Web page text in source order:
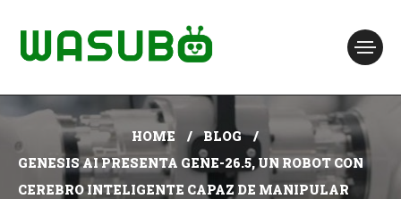
HOME
BLOG
GENESIS AI PRESENTA GENE-26.5, UN ROBOT CON
CEREBRO INTELIGENTE CAPAZ DE MANIPULAR